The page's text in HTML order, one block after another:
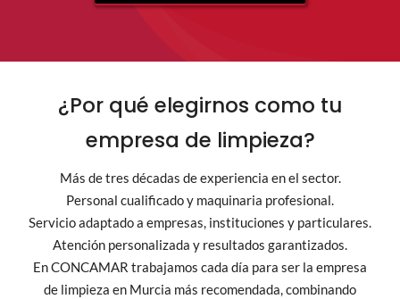
¿Por qué elegirnos como tu
empresa de limpieza?
Más de tres décadas de experiencia en el sector.
Personal cualificado y maquinaria profesional.
Servicio adaptado a empresas, instituciones y particulares.
Atención personalizada y resultados garantizados.
En CONCAMAR trabajamos cada día para ser la empresa
de limpieza en Murcia más recomendada, combinando